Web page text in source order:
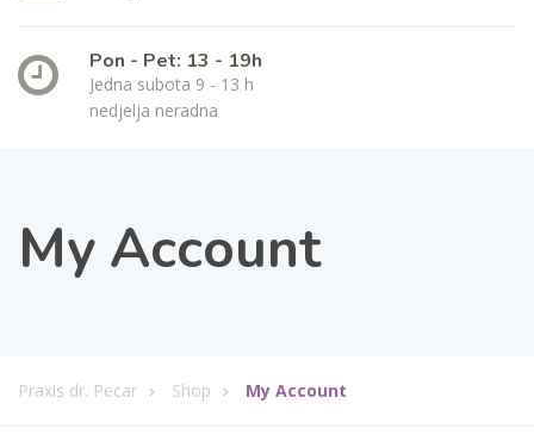
Pon - Pet: 13 - 19h
Jedna subota 9 - 13 h
nedjelja neradna
My Account
Praxis dr. Pecar Shop My Account